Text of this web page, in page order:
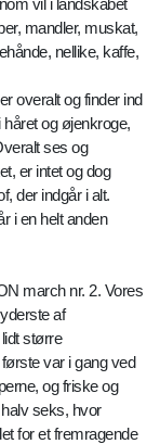
vil i landskabet
mandler, muskat,
nellike, kaffe,
overalt og finder ind
og øjenkroge,
ses og
er intet og dog
der indgår i alt.
i en helt anden
march nr. 2. Vores
af
større
var i gang ved
og friske og
seks, hvor
for et fremragende